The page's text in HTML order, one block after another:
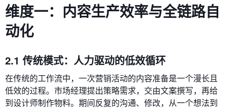
维度一：内容生产效率与全链路自
动化
2.1 传统模式：人力驱动的低效循环
在传统的工作流中，一次营销活动的内容准备是一个漫长且
低效的过程。市场经理提出策略需求，交由文案撰写，再给
到设计师制作物料。期间反复的沟通、修改，从一个想法到